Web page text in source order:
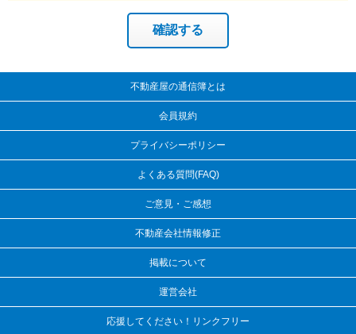
不動産屋の通信簿とは
会員規約
プライバシーポリシー
よくある質問(FAQ)
ご意見・ご感想
不動産会社情報修正
掲載について
運営会社
応援してください！リンクフリー